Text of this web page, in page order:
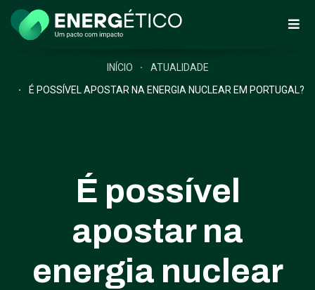
INÍCIO
ATUALIDADE
É POSSÍVEL APOSTAR NA ENERGIA NUCLEAR EM PORTUGAL?
É possível
apostar na
energia nuclear